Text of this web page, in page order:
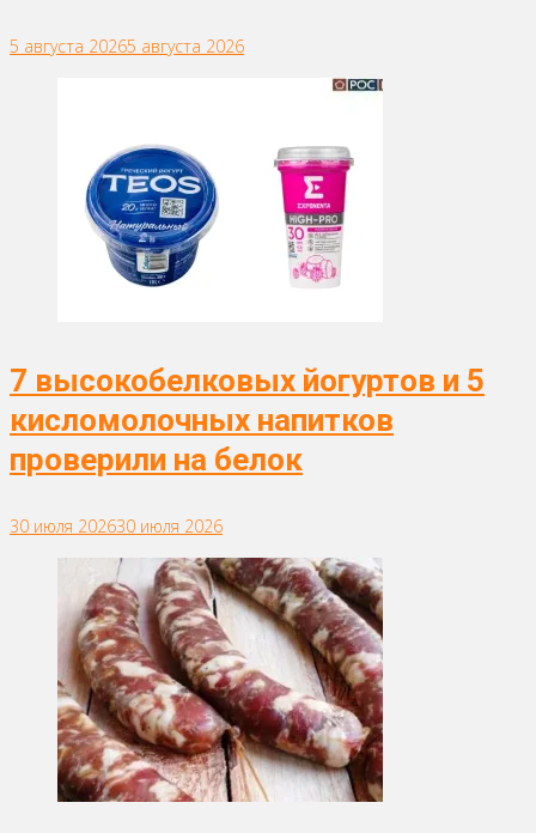
5 августа 20265 августа 2026
7 высокобелковых йогуртов и 5
кисломолочных напитков
проверили на белок
30 июля 202630 июля 2026